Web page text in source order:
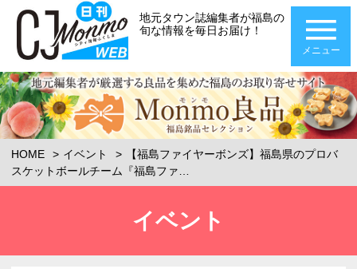
地元タウン誌編集者が福島の
旬な情報を毎日お届け！
メニュー
HOME イベント
【福島ファイヤーボンズ】福島県のプロバ
スケットボールチーム『福島ファ…
イベント